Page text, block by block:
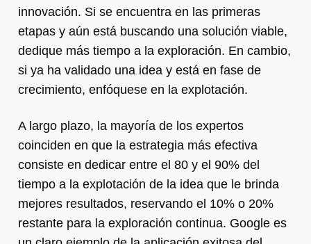
innovación. Si se encuentra en las primeras
etapas y aún está buscando una solución viable,
dedique más tiempo a la exploración. En cambio,
si ya ha validado una idea y está en fase de
crecimiento, enfóquese en la explotación.
A largo plazo, la mayoría de los expertos
coinciden en que la estrategia más efectiva
consiste en dedicar entre el 80 y el 90% del
tiempo a la explotación de la idea que le brinda
mejores resultados, reservando el 10% o 20%
restante para la exploración continua. Google es